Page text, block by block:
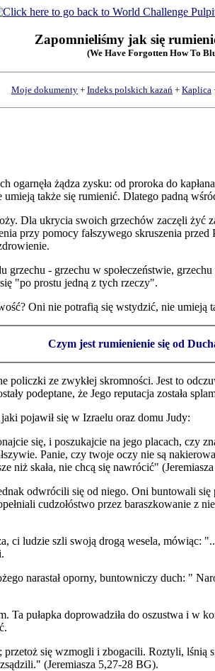
Zapomnieliśmy jak się
(We Have Forgotten How To
Moje dokumenty + Indeks polskich kazań + Kaplica
ogarnęła żądza zysku: od proroka do
także się rumienić. Dlatego padną
Dla ukrycia swoich grzechów zaczęli
przy pomocy fałszywego skruszenia
- grzechu w społeczeństwie,
"po prostu jedną z tych rzeczy".
Oni nie potrafią się wstydzić, nie umieją
Czym jest rumienienie się od
policzki ze zwykłej skromności. Jest to
podeptane, że Jego reputacja została
pojawił się w Izraelu oraz domu Judy:
się, i poszukajcie na jego placach, czy
Panie, czy twoje oczy nie są
niż skała, nie chcą się nawrócić"
odwrócili się od niego. Oni buntowali
cudzołóstwo przez baraszkowanie z
ci ludzie szli swoją drogą wesela, mówiąc:
narastał oporny, buntowniczy duch: "
Ta pułapka doprowadziła do oszustwa i
przetoż się wzmogli i zbogacili. Roztyli,
(Jeremiasza 5,27-28 BG).